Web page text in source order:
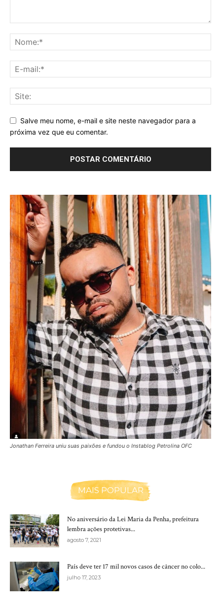
Salve meu nome, e-mail e site neste navegador para a
próxima vez que eu comentar.
Jonathan Ferreira uniu suas paixões e fundou o Instablog Petrolina OFC
MAIS POPULAR
No aniversário da Lei Maria da Penha, prefeitura
lembra ações protetivas...
agosto 7, 2021
País deve ter 17 mil novos casos de câncer no colo...
julho 17, 2023